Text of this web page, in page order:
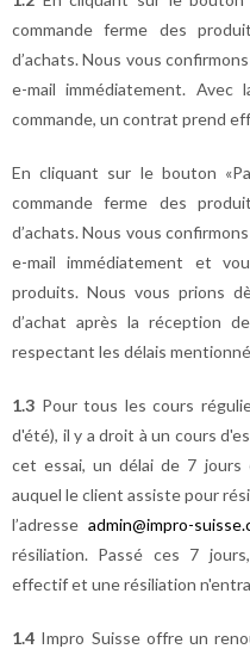
commande ferme des
d’achats. Nous vous
e-mail immédiatement.
commande, un contrat prend
En cliquant sur le bouton
commande ferme des
d’achats. Nous vous
e-mail immédiatement et
produits. Nous vous prions
d’achat après la réception
respectant les délais
1.3 Pour tous les cours
d'été), il y a droit à un cours
cet essai, un délai de 7
auquel le client assiste pour
l’adresse admin@impro-
résiliation. Passé ces 7
effectif et une résiliation
1.4 Impro Suisse offre un